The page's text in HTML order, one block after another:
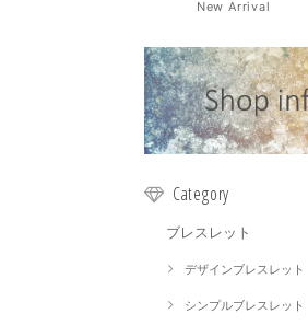
New Arrival
Category
ブレスレット
デザインブレスレット
シンプルブレスレット